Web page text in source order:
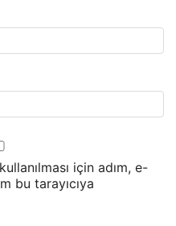
için adım, e-
bu tarayıcıya